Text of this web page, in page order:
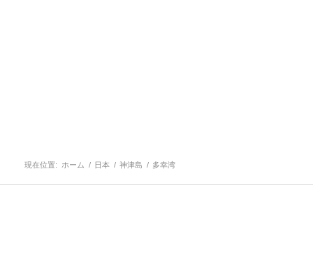
現在位置: ホーム / 日本 / 神津島 / 多幸湾